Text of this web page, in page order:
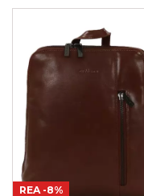
REA -8%